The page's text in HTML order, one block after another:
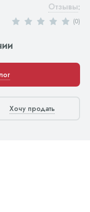
Отзывы:
(0)
Хочу продать